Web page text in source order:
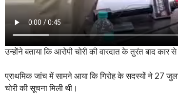
उन्होंने बताया कि आरोपी चोरी की वारदात के तुरंत बाद
प्राथमिक जांच में सामने आया कि गिरोह के सदस्यों ने 27
चोरी की सूचना मिली थी।